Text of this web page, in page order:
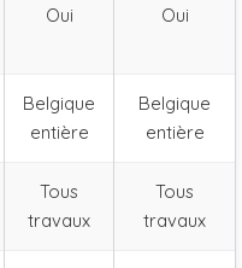
Oui Oui
Belgique
entière
Belgique
entière
Tous
travaux
Tous
travaux